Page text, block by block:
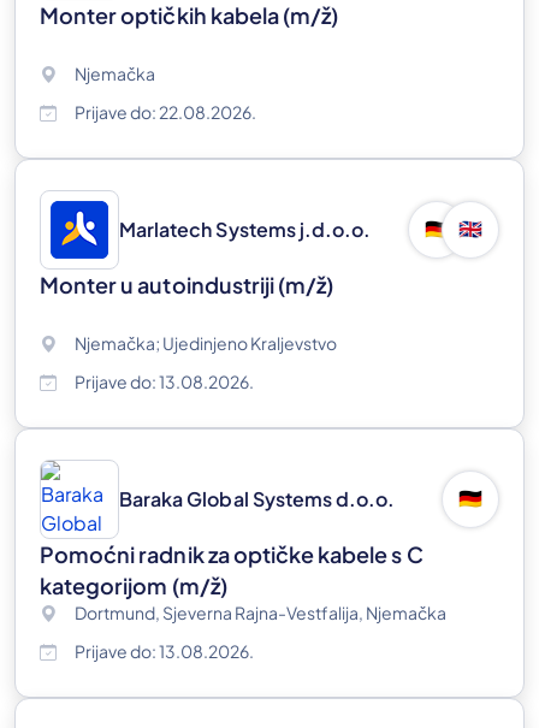
Monter optičkih kabela(m/ž)
Njemačka
Prijave do: 22.08.2026.
Marlatech Systems j.d.o.o. 🇩🇪 🇬🇧
Monter u autoindustriji(m/ž)
Njemačka; Ujedinjeno Kraljevstvo
Prijave do: 13.08.2026.
Baraka Global Systems d.o.o. 🇩🇪
Pomoćni radnik za optičke kabele s C
kategorijom (m/ž)
Dortmund, Sjeverna Rajna-Vestfalija, Njemačka
Prijave do: 13.08.2026.